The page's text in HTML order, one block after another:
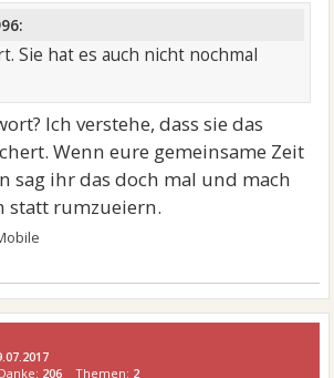
Sie hat es auch nicht nochmal
Ich verstehe, dass sie das
Wenn eure gemeinsame Zeit
sag ihr das doch mal und mach
statt rumzueiern.
Danke: 206 Themen: 2